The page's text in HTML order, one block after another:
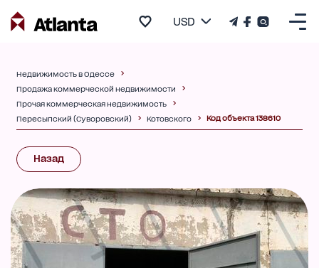
USD
Недвижимость в Одессе
Продажа коммерческой недвижимости
Прочая коммерческая недвижимость
Пересыпский (Суворовский)
Котовского Код объекта 138610
Назад